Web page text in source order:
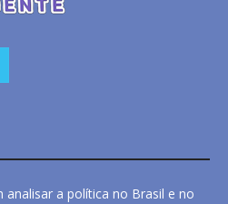
a política no Brasil e no